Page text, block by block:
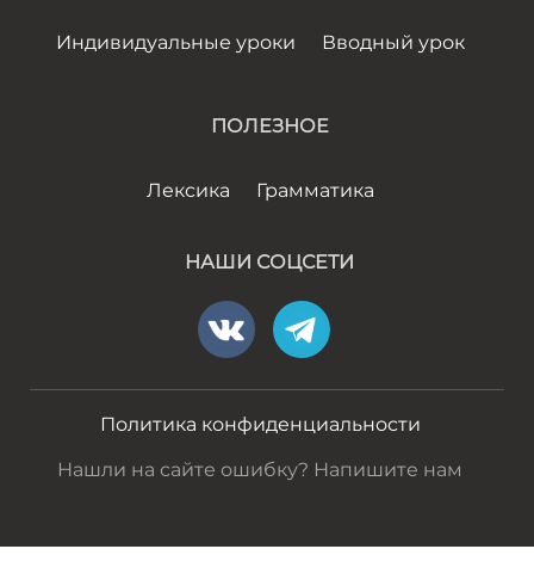
Индивидуальные уроки Вводный урок
ПОЛЕЗНОЕ
Лексика Грамматика
НАШИ СОЦСЕТИ
Политика конфиденциальности
Нашли на сайте ошибку? Напишите нам